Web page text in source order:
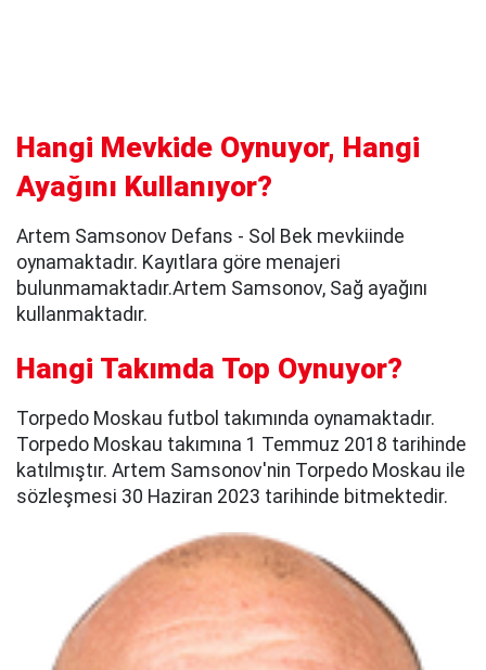
Hangi Mevkide Oynuyor, Hangi
Ayağını Kullanıyor?
Artem Samsonov Defans - Sol Bek mevkiinde
oynamaktadır. Kayıtlara göre menajeri
bulunmamaktadır.Artem Samsonov, Sağ ayağını
kullanmaktadır.
Hangi Takımda Top Oynuyor?
Torpedo Moskau futbol takımında oynamaktadır.
Torpedo Moskau takımına 1 Temmuz 2018 tarihinde
katılmıştır. Artem Samsonov'nin Torpedo Moskau ile
sözleşmesi 30 Haziran 2023 tarihinde bitmektedir.